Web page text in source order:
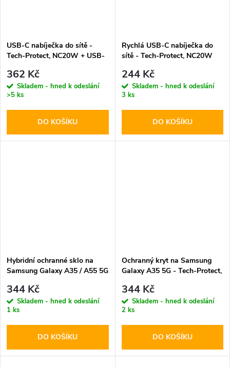
USB-C nabíječka do sítě -
Tech-Protect, NC20W + USB-
362 Kč
Skladem - hned k odeslání
>5 ks
DO KOŠÍKU
Rychlá USB-C nabíječka do
sítě - Tech-Protect, NC20W
244 Kč
Skladem - hned k odeslání
3 ks
DO KOŠÍKU
Hybridní ochranné sklo na
Samsung Galaxy A35 / A55 5G
344 Kč
Skladem - hned k odeslání
1 ks
DO KOŠÍKU
Ochranný kryt na Samsung
Galaxy A35 5G - Tech-Protect,
344 Kč
Skladem - hned k odeslání
2 ks
DO KOŠÍKU